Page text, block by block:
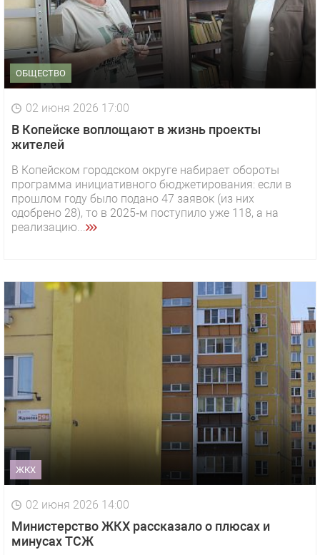
ОБЩЕСТВО
02 июня 2026 17:00
В Копейске воплощают в жизнь проекты
жителей
В Копейском городском округе набирает обороты
программа инициативного бюджетирования: если в
прошлом году было подано 47 заявок (из них
одобрено 28), то в 2025‑м поступило уже 118, а на
реализацию...
ЖКХ
02 июня 2026 14:00
Министерство ЖКХ рассказало о плюсах и
минусах ТСЖ